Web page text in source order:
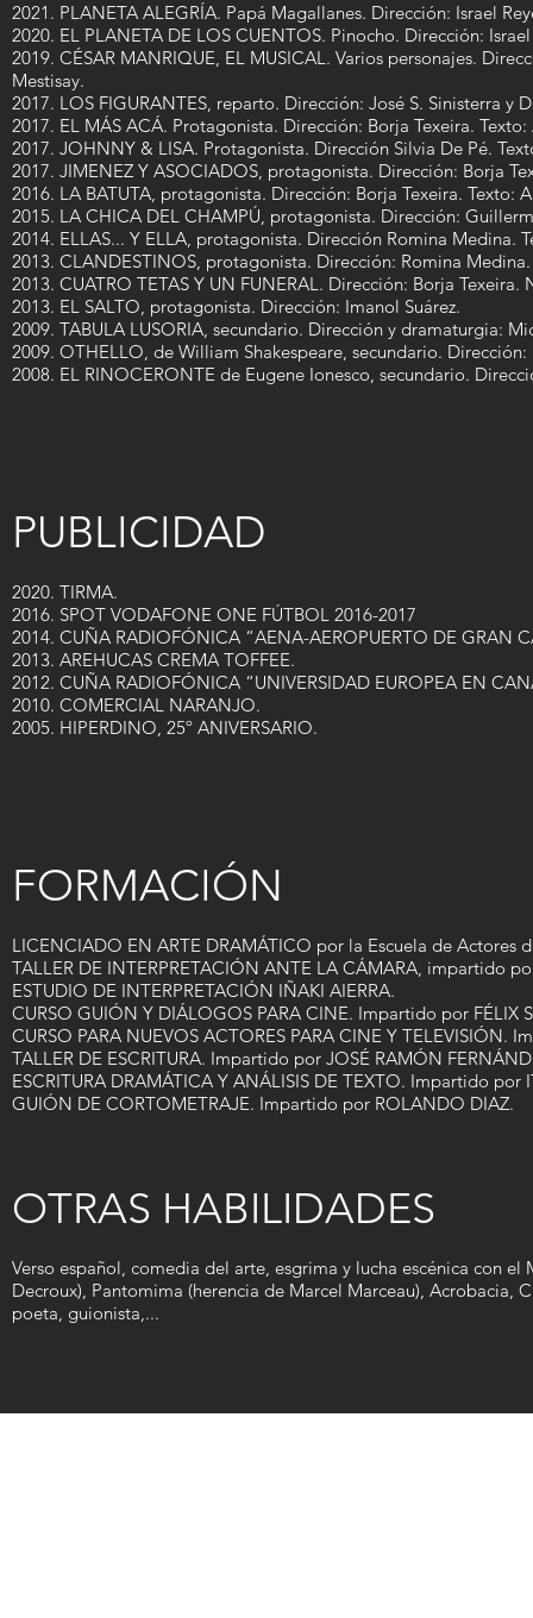
2021. PLANETA ALEGRÍA. Papá Magallanes. Dirección: Israel
2020. EL PLANETA DE LOS CUENTOS. Pinocho. Dirección:
2019. CÉSAR MANRIQUE, EL MUSICAL. Varios personajes.
Mestisay.
2017. LOS FIGURANTES, reparto. Dirección: José S. Sinisterra
2017. EL MÁS ACÁ. Protagonista. Dirección: Borja Texeira.
2017. JOHNNY & LISA. Protagonista. Dirección Silvia De Pé.
2017. JIMENEZ Y ASOCIADOS, protagonista. Dirección: Borja
2016. LA BATUTA, protagonista. Dirección: Borja Texeira.
2015. LA CHICA DEL CHAMPÚ, protagonista. Dirección:
2014. ELLAS... Y ELLA, protagonista. Dirección Romina Medina.
2013. CLANDESTINOS, protagonista. Dirección: Romina
2013. CUATRO TETAS Y UN FUNERAL. Dirección: Borja
2013. EL SALTO, protagonista. Dirección: Imanol Suárez.
2009. TABULA LUSORIA, secundario. Dirección y dramaturgia:
2009. OTHELLO, de William Shakespeare, secundario. Dirección:
2008. EL RINOCERONTE de Eugene Ionesco, secundario.
PUBLICIDAD
2020. TIRMA.
2016. SPOT VODAFONE ONE FÚTBOL 2016-2017
2014. CUÑA RADIOFÓNICA “AENA-AEROPUERTO DE GRAN
2013. AREHUCAS CREMA TOFFEE.
2012. CUÑA RADIOFÓNICA “UNIVERSIDAD EUROPEA EN
2010. COMERCIAL NARANJO.
2005. HIPERDINO, 25º ANIVERSARIO.
FORMACIÓN
LICENCIADO EN ARTE DRAMÁTICO por la Escuela de Actores
TALLER DE INTERPRETACIÓN ANTE LA CÁMARA, impartido
ESTUDIO DE INTERPRETACIÓN IÑAKI AIERRA.
CURSO GUIÓN Y DIÁLOGOS PARA CINE. Impartido por FÉLIX
CURSO PARA NUEVOS ACTORES PARA CINE Y TELEVISIÓN.
TALLER DE ESCRITURA. Impartido por JOSÉ RAMÓN
ESCRITURA DRAMÁTICA Y ANÁLISIS DE TEXTO. Impartido por
GUIÓN DE CORTOMETRAJE. Impartido por ROLANDO DIAZ.
OTRAS HABILIDADES
Verso español, comedia del arte, esgrima y lucha escénica con
Decroux), Pantomima (herencia de Marcel Marceau), Acrobacia,
poeta, guionista,...